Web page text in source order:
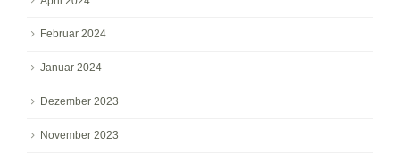
Februar 2024
Januar 2024
Dezember 2023
November 2023